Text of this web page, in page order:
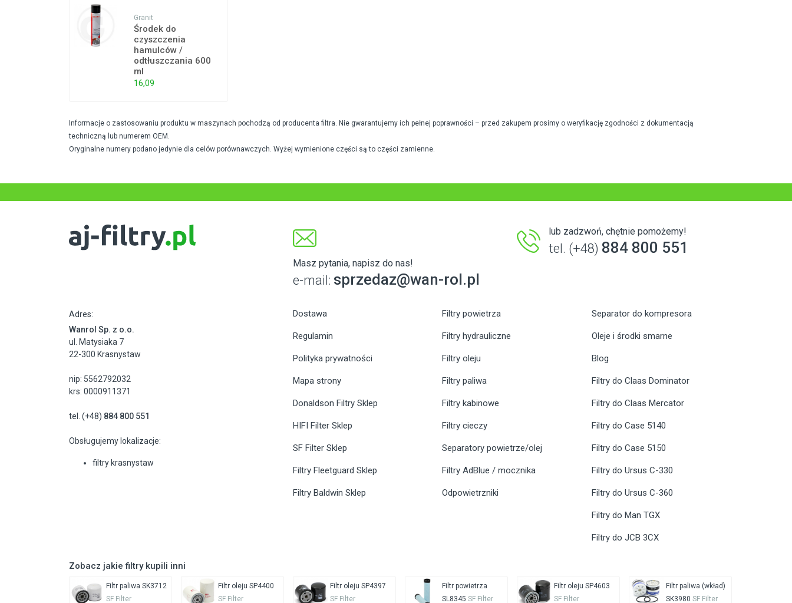
Granit
Środek do
czyszczenia
hamulców /
odtłuszczania 600
ml
16,09
Informacje o zastosowaniu produktu w maszynach pochodzą od producenta filtra. Nie gwarantujemy ich pełnej poprawności – przed zakupem prosimy o weryfikację zgodności z dokumentacją
techniczną lub numerem OEM.
Oryginalne numery podano jedynie dla celów porównawczych. Wyżej wymienione części są to części zamienne.
Masz pytania, napisz do nas!
e-mail: sprzedaz@wan-rol.pl
lub zadzwoń, chętnie pomożemy!
tel. (+48) 884 800 551
Adres:
Wanrol Sp. z o.o.
ul. Matysiaka 7
22-300 Krasnystaw
nip: 5562792032
krs: 0000911371
tel. (+48) 884 800 551
Obsługujemy lokalizacje:
filtry krasnystaw
Dostawa
Regulamin
Polityka prywatności
Mapa strony
Donaldson Filtry Sklep
HIFI Filter Sklep
SF Filter Sklep
Filtry Fleetguard Sklep
Filtry Baldwin Sklep
Filtry powietrza
Filtry hydrauliczne
Filtry oleju
Filtry paliwa
Filtry kabinowe
Filtry cieczy
Separatory powietrze/olej
Filtry AdBlue / mocznika
Odpowietrzniki
Separator do kompresora
Oleje i środki smarne
Blog
Filtry do Claas Dominator
Filtry do Claas Mercator
Filtry do Case 5140
Filtry do Case 5150
Filtry do Ursus C-330
Filtry do Ursus C-360
Filtry do Man TGX
Filtry do JCB 3CX
Zobacz jakie filtry kupili inni
Filtr paliwa SK3712
SF Filter
Filtr oleju SP4400
SF Filter
Filtr oleju SP4397
SF Filter
Filtr powietrza
SL8345 SF Filter
Filtr oleju SP4603
SF Filter
Filtr paliwa (wkład)
SK3980 SF Filter